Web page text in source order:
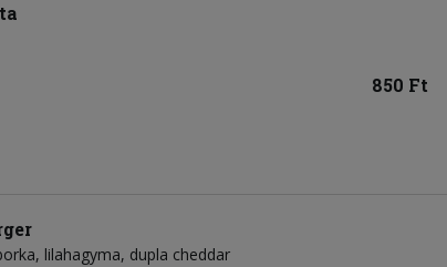
850 Ft
lilahagyma dupla cheddar